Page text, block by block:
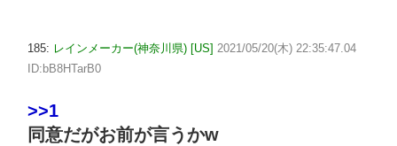
185: レインメーカー(神奈川県) [US] 2021/05/20(木) 22:35:47.04
ID:bB8HTarB0
>>1
同意だがお前が言うかw